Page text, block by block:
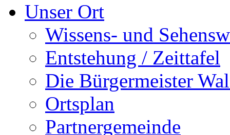
Unser Ort
Wissens- und
Entstehung / Zeittafel
Die Bürgermeister
Ortsplan
Partnergemeinde